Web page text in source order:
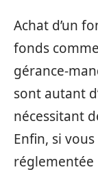
Achat d’un
fonds
gérance-
sont autant
nécessitant
Enfin, si